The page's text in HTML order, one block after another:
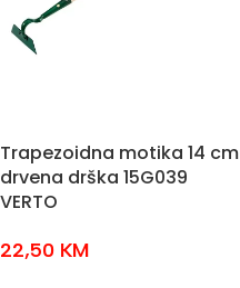
Trapezoidna motika 14 cm
drvena drška 15G039
VERTO
22,50 KM